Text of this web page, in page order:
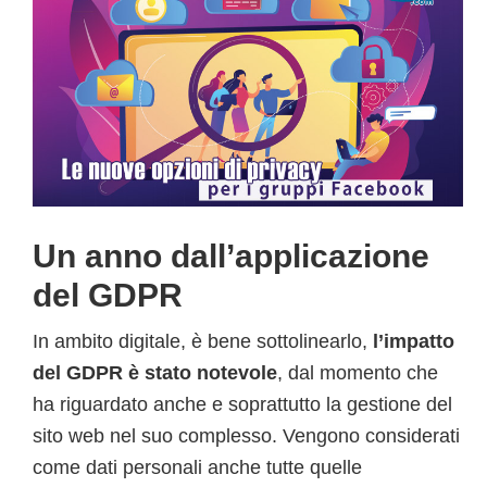
Un anno dall’applicazione
del GDPR
In ambito digitale, è bene sottolinearlo, l’impatto
del GDPR è stato notevole, dal momento che
ha riguardato anche e soprattutto la gestione del
sito web nel suo complesso. Vengono considerati
come dati personali anche tutte quelle